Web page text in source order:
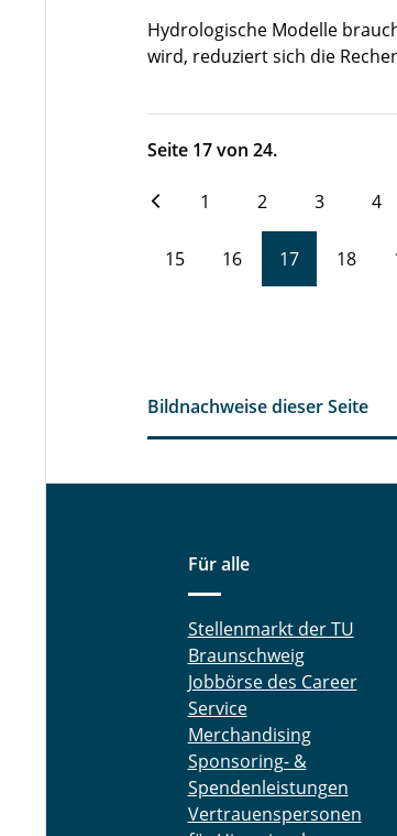
Hydrologische Modelle
wird, reduziert sich die
Seite 17 von 24.
1 2 3 4
15 16 17 18
Bildnachweise dieser Seite
Für alle
Stellenmarkt der TU
Braunschweig
Jobbörse des Career
Service
Merchandising
Sponsoring- &
Spendenleistungen
Vertrauenspersonen